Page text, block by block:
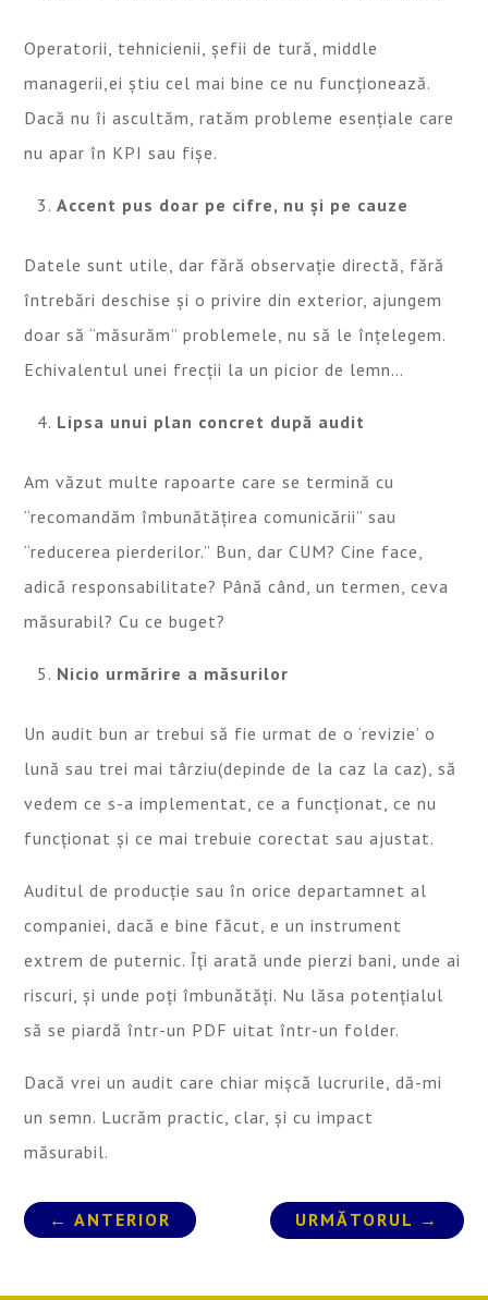
Operatorii, tehnicienii, șefii de tură, middle
managerii,ei știu cel mai bine ce nu funcționează.
Dacă nu îi ascultăm, ratăm probleme esențiale care
nu apar în KPI sau fișe.
Accent pus doar pe cifre, nu și pe cauze
Datele sunt utile, dar fără observație directă, fără
întrebări deschise și o privire din exterior, ajungem
doar să “măsurăm” problemele, nu să le înțelegem.
Echivalentul unei frecții la un picior de lemn…
Lipsa unui plan concret după audit
Am văzut multe rapoarte care se termină cu
“recomandăm îmbunătățirea comunicării” sau
“reducerea pierderilor.” Bun, dar CUM? Cine face,
adică responsabilitate? Până când, un termen, ceva
măsurabil? Cu ce buget?
Nicio urmărire a măsurilor
Un audit bun ar trebui să fie urmat de o ‘revizie’ o
lună sau trei mai târziu(depinde de la caz la caz), să
vedem ce s-a implementat, ce a funcționat, ce nu
funcționat și ce mai trebuie corectat sau ajustat.
Auditul de producție sau în orice departamnet al
companiei, dacă e bine făcut, e un instrument
extrem de puternic. Îți arată unde pierzi bani, unde ai
riscuri, și unde poți îmbunătăți. Nu lăsa potențialul
să se piardă într-un PDF uitat într-un folder.
Dacă vrei un audit care chiar mișcă lucrurile, dă-mi
un semn. Lucrăm practic, clar, și cu impact
măsurabil.
←ANTERIOR URMĂTORUL →